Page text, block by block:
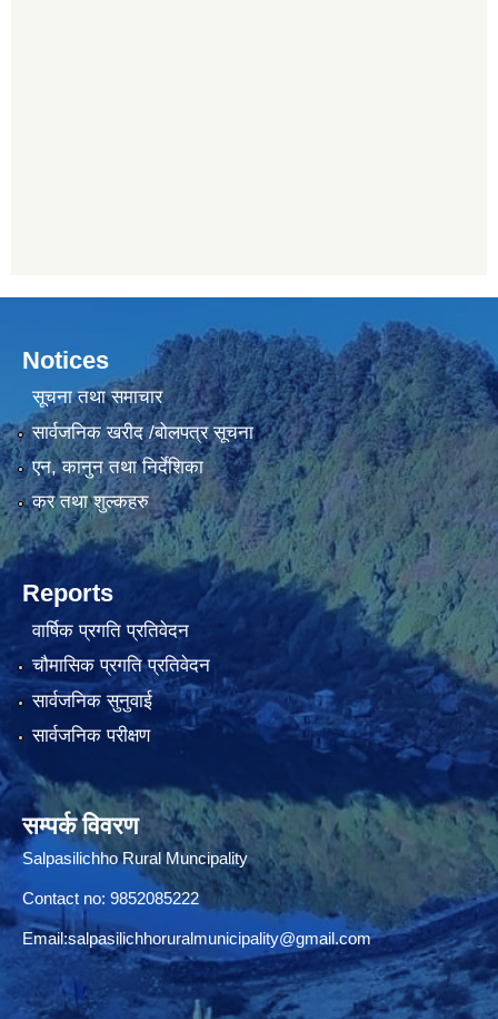
Notices
सूचना तथा समाचार
सार्वजनिक खरीद /बोलपत्र सूचना
एन, कानुन तथा निर्देशिका
कर तथा शुल्कहरु
Reports
वार्षिक प्रगति प्रतिवेदन
चौमासिक प्रगति प्रतिवेदन
सार्वजनिक सुनुवाई
सार्वजनिक परीक्षण
सम्पर्क विवरण
Salpasilichho Rural Muncipality
Contact no: 9852085222
Email:salpasilichhoruralmunicipality@gmail.com